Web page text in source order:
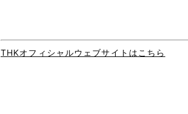
THKオフィシャルウェブサイトはこちら